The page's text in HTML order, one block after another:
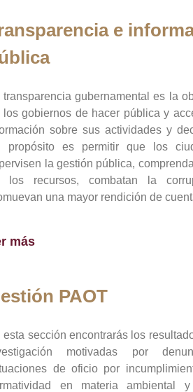
e
transparencia gubernamental es la
los gobiernos de hacer pública y
sobre sus actividades y
propósito es permitir que los
la gestión pública,
los recursos, combatan la
una mayor rendición de
más
PAOT
esta sección encontrarás los
motivadas por
de oficio por
en materia ambiental y